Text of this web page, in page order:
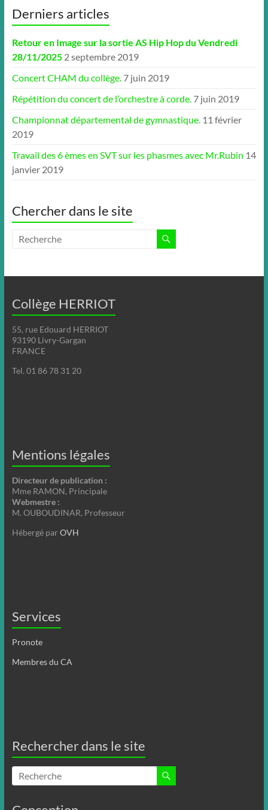
Derniers articles
Retour en Image sur la sortie AS Hip Hop du Vendredi
28/11/2025 2 septembre 2019
Concert CHAM du collège. 7 juin 2019
Répétition du concert de l’orchestre à corde. 7 juin 2019
Championnat départemental de gymnastique. 11 février
2019
Travail des 6 èmes en SVT sur les phasmes avec Mr.Rubin 14
janvier 2019
Chercher dans le site
Collège HERRIOT
55, rue Edouard HERRIOT
93190 Livry-Gargan
FRANCE
Tel. 01 86 78 31 20
Mentions légales
Directeur de publication :
Mme RAMON, Principale
Webmestre :
M. OUBOUDINAR, Professeur
Hébergé par OVH
Services
Pronote
Membres du CA
Rechercher dans le site